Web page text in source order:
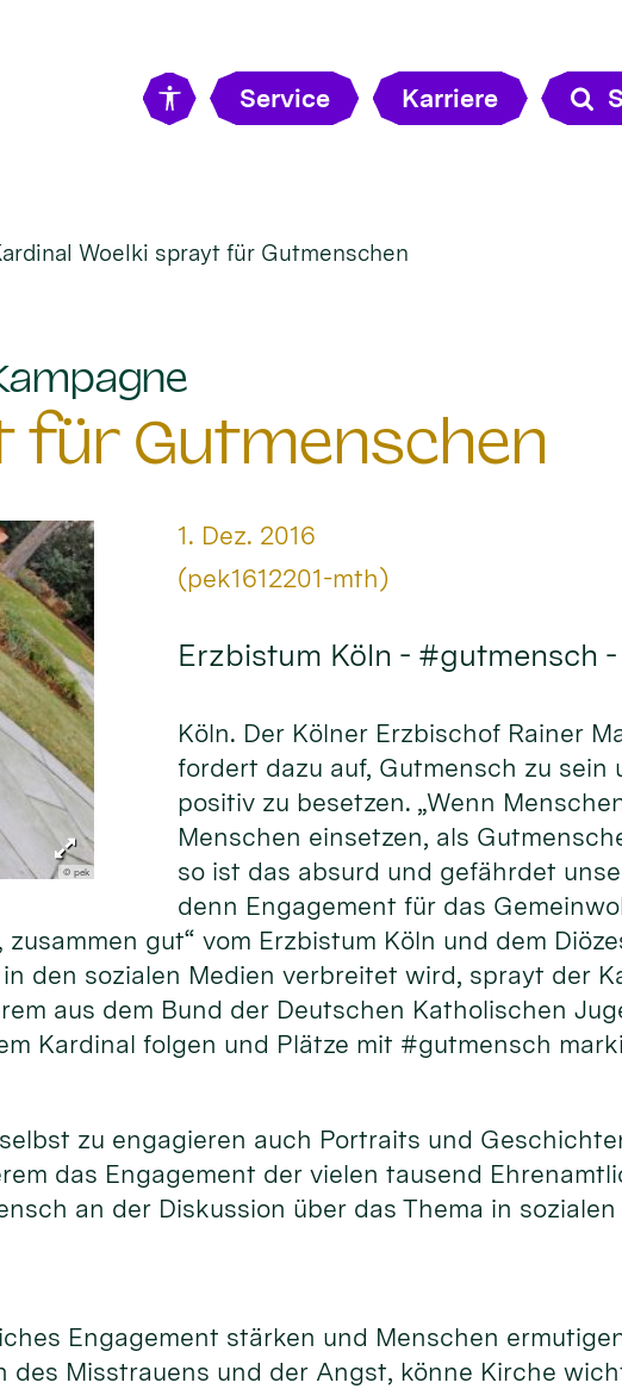
Service Karriere
Woelki sprayt für Gutmenschen
für Gutmenschen
© pek
Datum:
1. Dez. 2016
Von:
(pek1612201-mth)
Erzbistum Köln - #gutmensch
Köln. Der Kölner Erzbischof Rainer
fordert dazu auf, Gutmensch zu sein
positiv zu besetzen. „Wenn
Menschen einsetzen, als
so ist das absurd und gefährdet
denn Engagement für das
gut“ vom Erzbistum Köln und dem
den sozialen Medien verbreitet wird, sprayt der
aus dem Bund der Deutschen Katholischen
Kardinal folgen und Plätze mit #gutmensch
zu engagieren auch Portraits und
das Engagement der vielen tausend
an der Diskussion über das Thema in
Engagement stärken und Menschen
Misstrauens und der Angst, könne Kirche